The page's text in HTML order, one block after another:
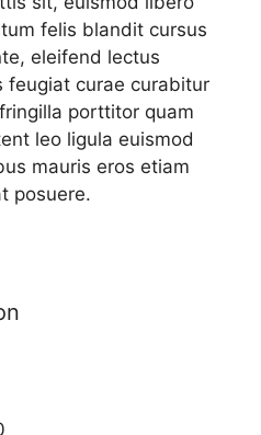
felis blandit cursus
eleifend lectus
feugiat curae curabitur
porttitor quam
leo ligula euismod
mauris eros etiam
posuere.